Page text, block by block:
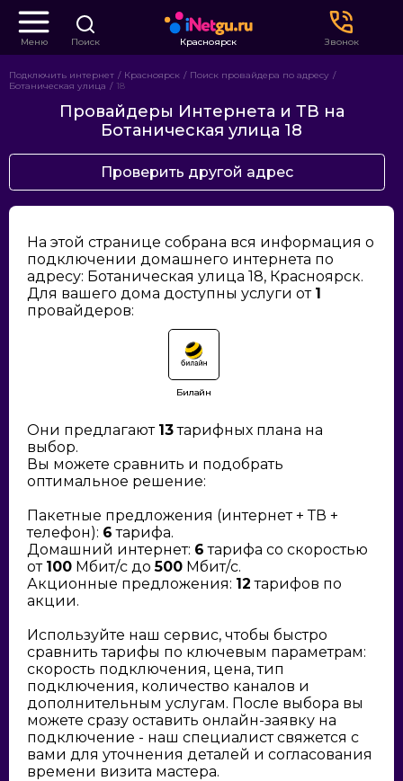
Меню Поиск Красноярск Звонок
Подключить интернет Красноярск
Поиск провайдера по адресу
Ботаническая улица
18
Провайдеры Интернета и ТВ на
Ботаническая улица 18
Проверить другой адрес
На этой странице собрана вся информация о
подключении домашнего интернета по
адресу: Ботаническая улица 18, Красноярск.
Для вашего дома доступны услуги от 1
провайдеров:
Билайн
Они предлагают 13тарифных плана на
выбор.
Вы можете сравнить и подобрать
оптимальное решение:
Пакетные предложения (интернет + ТВ +
телефон): 6 тарифа.
Домашний интернет: 6 тарифа со скоростью
от 100 Мбит/с до500 Мбит/с.
Акционные предложения: 12 тарифов по
акции.
Используйте наш сервис, чтобы быстро
сравнить тарифы по ключевым параметрам:
скорость подключения, цена, тип
подключения, количество каналов и
дополнительным услугам. После выбора вы
можете сразу оставить онлайн-заявку на
подключение - наш специалист свяжется с
вами для уточнения деталей и согласования
времени визита мастера.